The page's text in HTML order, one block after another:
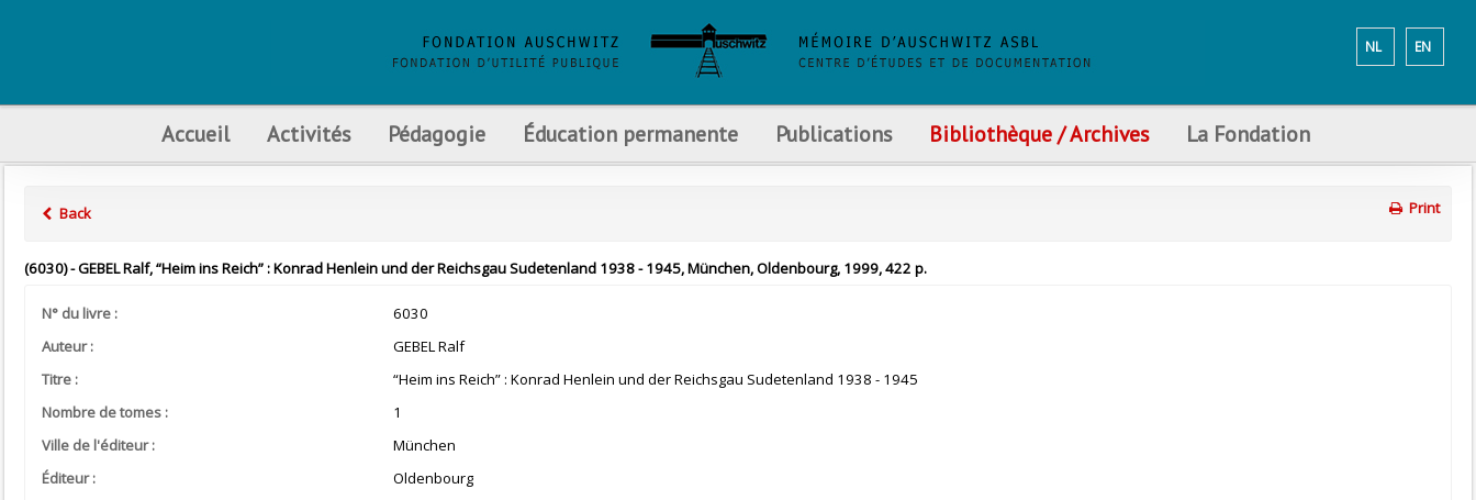
EN
NL
Accueil Activités Pédagogie Éducation permanente Publications Bibliothèque / Archives La Fondation
Back Print
(6030) - GEBEL Ralf, “Heim ins Reich” : Konrad Henlein und der Reichsgau Sudetenland 1938 - 1945, München, Oldenbourg, 1999, 422 p.
N° du livre :
6030
Auteur :
GEBEL Ralf
Titre :
“Heim ins Reich” : Konrad Henlein und der Reichsgau Sudetenland 1938 - 1945
Nombre de tomes :
1
Ville de l'éditeur :
München
Éditeur :
Oldenbourg